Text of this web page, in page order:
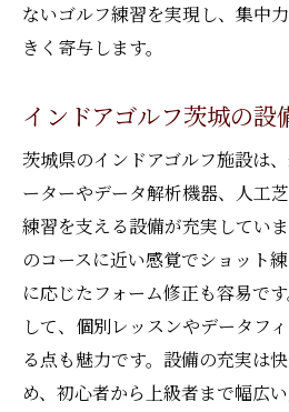
ないゴルフ練習を実現し、集中
きく寄与します。
インドアゴルフ茨城の設
茨城県のインドアゴルフ施設は
ーターやデータ解析機器、人工
練習を支える設備が充実してい
のコースに近い感覚でショット
に応じたフォーム修正も容易で
して、個別レッスンやデータフ
る点も魅力です。設備の充実は
め、初心者から上級者まで幅広